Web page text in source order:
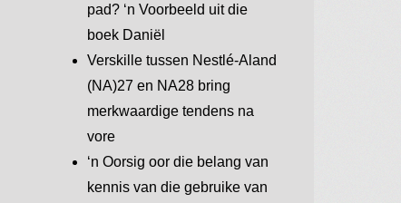
pad? ‘n Voorbeeld uit die
boek Daniël
Verskille tussen Nestlé-Aland
(NA)27 en NA28 bring
merkwaardige tendens na
vore
‘n Oorsig oor die belang van
kennis van die gebruike van